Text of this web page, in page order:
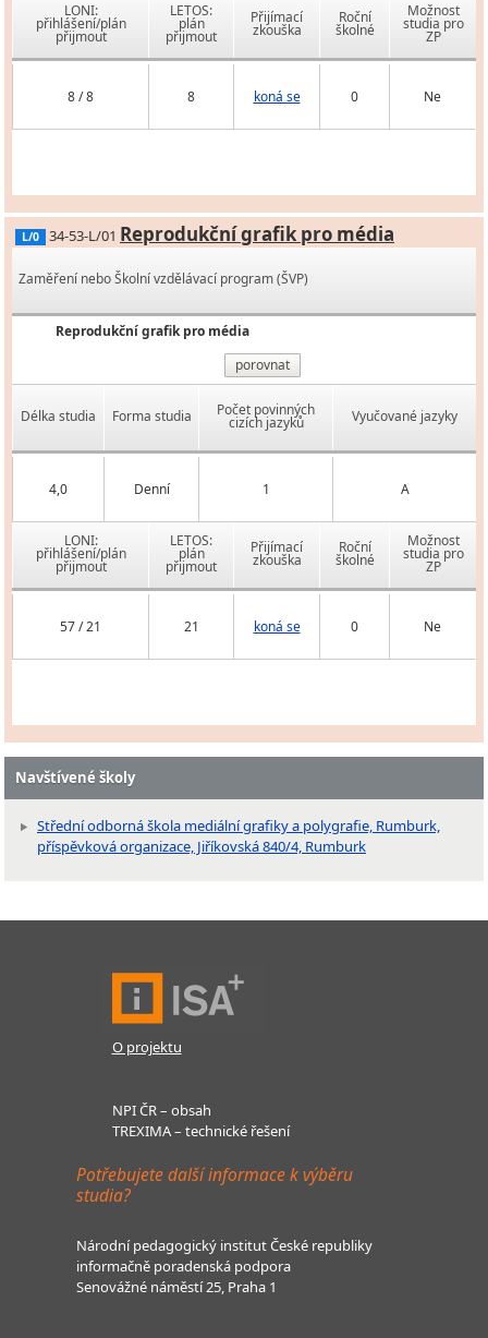
LONI:
přihlášení/plán
přijmout
LETOS:
plán
přijmout
Přijímací
zkouška
Roční
školné
Možnost
studia pro
ZP
8 / 8 8 koná se 0 Ne
L/0 34-53-L/01 Reprodukční grafik pro média
Zaměření nebo Školní vzdělávací program (ŠVP)
Reprodukční grafik pro média
porovnat
Délka studia Forma studia Počet povinných
cizích jazyků Vyučované jazyky
4,0 Denní 1 A
LONI:
přihlášení/plán
přijmout
LETOS:
plán
přijmout
Přijímací
zkouška
Roční
školné
Možnost
studia pro
ZP
57 / 21 21 koná se 0 Ne
Navštívené školy
Střední odborná škola mediální grafiky a polygrafie, Rumburk,
příspěvková organizace, Jiříkovská 840/4, Rumburk
O projektu
NPI ČR – obsah
TREXIMA – technické řešení
Potřebujete další informace k výběru
studia?
Národní pedagogický institut České republiky
informačně poradenská podpora
Senovážné náměstí 25, Praha 1